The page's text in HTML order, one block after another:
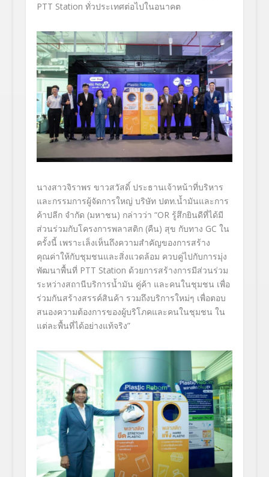
PTT Station ทั่วประเทศต่อไปในอนาคต
นางสาวจิราพร ขาวสวัสดิ์ ประธานเจ้าหน้าที่บริหาร
และกรรมการผู้จัดการใหญ่ บริษัท ปตท.น้ำมันและการ
ค้าปลีก จำกัด (มหาชน) กล่าวว่า “ORรู้สึกยินดีที่ได้มี
ส่วนร่วมกับโครงการพลาสติก (คืน) สุข กับทาง GC ใน
ครั้งนี้ เพราะเล็งเห็นถึงความสำคัญของการสร้าง
คุณค่าให้กับชุมชนและสิ่งแวดล้อม ควบคู่ไปกับการมุ่ง
พัฒนาพื้นที่ PTT Station ด้วยการสร้างการมีส่วนร่วม
ระหว่างสถานีบริการน้ำมัน คู่ค้า และคนในชุมชน เพื่อ
ร่วมกันสร้างสรรค์สินค้า รวมถึงบริการใหม่ๆ เพื่อตอบ
สนองความต้องการของผู้บริโภคและคนในชุมชน ใน
แต่ละพื้นที่ได้อย่างแท้จริง”